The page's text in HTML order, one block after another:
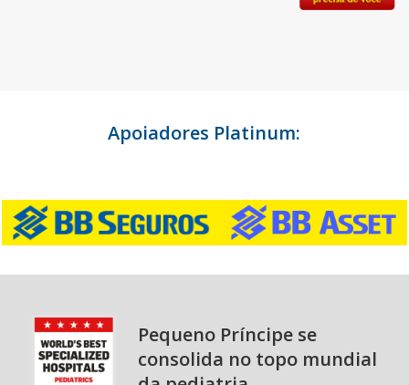
Apoiadores Platinum:
Pequeno Príncipe se
consolida no topo mundial